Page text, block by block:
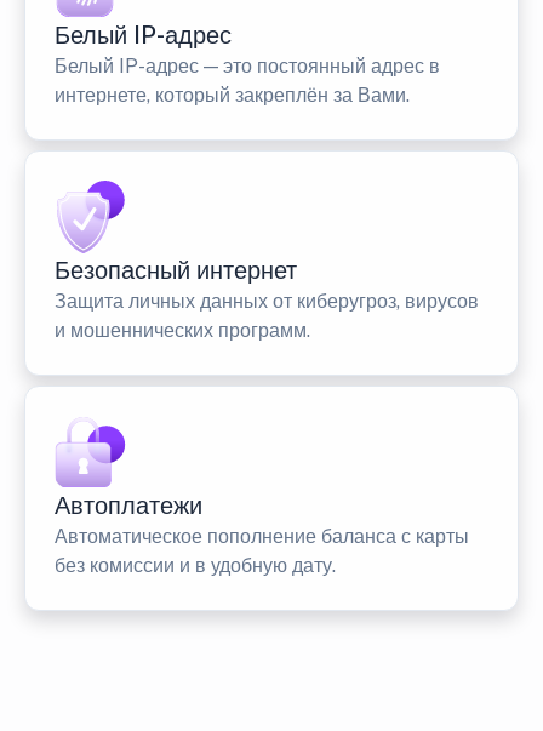
Белый IP-адрес
Белый IP-адрес — это постоянный адрес в
интернете, который закреплён за Вами.
Безопасный интернет
Защита личных данных от киберугроз, вирусов
и мошеннических программ.
Автоплатежи
Автоматическое пополнение баланса с карты
без комиссии и в удобную дату.